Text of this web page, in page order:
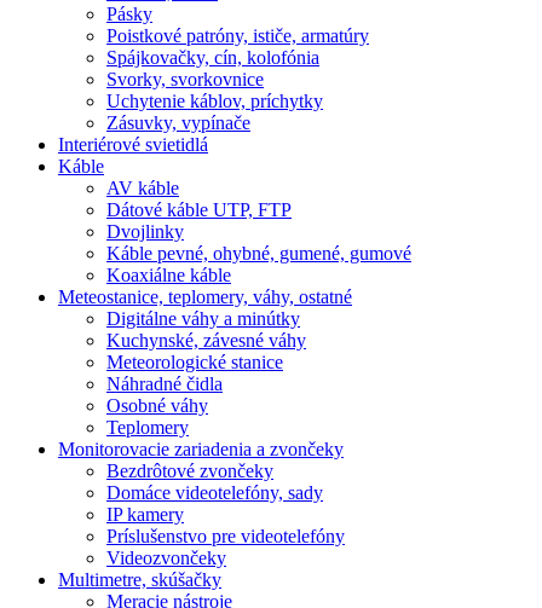
Pásky
Poistkové patróny, ističe, armatúry
Spájkovačky, cín, kolofónia
Svorky, svorkovnice
Uchytenie káblov, príchytky
Zásuvky, vypínače
Interiérové svietidlá
Káble
AV káble
Dátové káble UTP, FTP
Dvojlinky
Káble pevné, ohybné, gumené, gumové
Koaxiálne káble
Meteostanice, teplomery, váhy, ostatné
Digitálne váhy a minútky
Kuchynské, závesné váhy
Meteorologické stanice
Náhradné čidla
Osobné váhy
Teplomery
Monitorovacie zariadenia a zvončeky
Bezdrôtové zvončeky
Domáce videotelefóny, sady
IP kamery
Príslušenstvo pre videotelefóny
Videozvončeky
Multimetre, skúšačky
Meracie nástroje